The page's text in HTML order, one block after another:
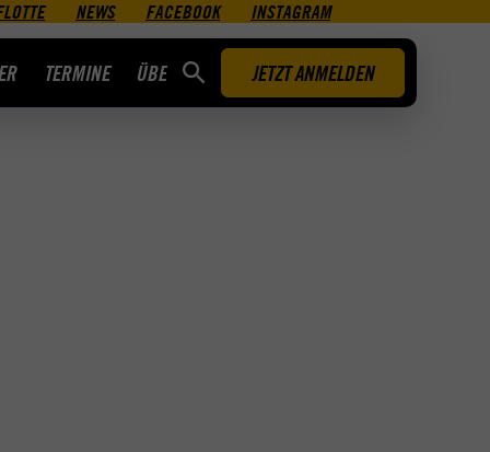
NEWS FACEBOOK INSTAGRAM
TERMINE ÜBER UNS JETZT ANMELDEN